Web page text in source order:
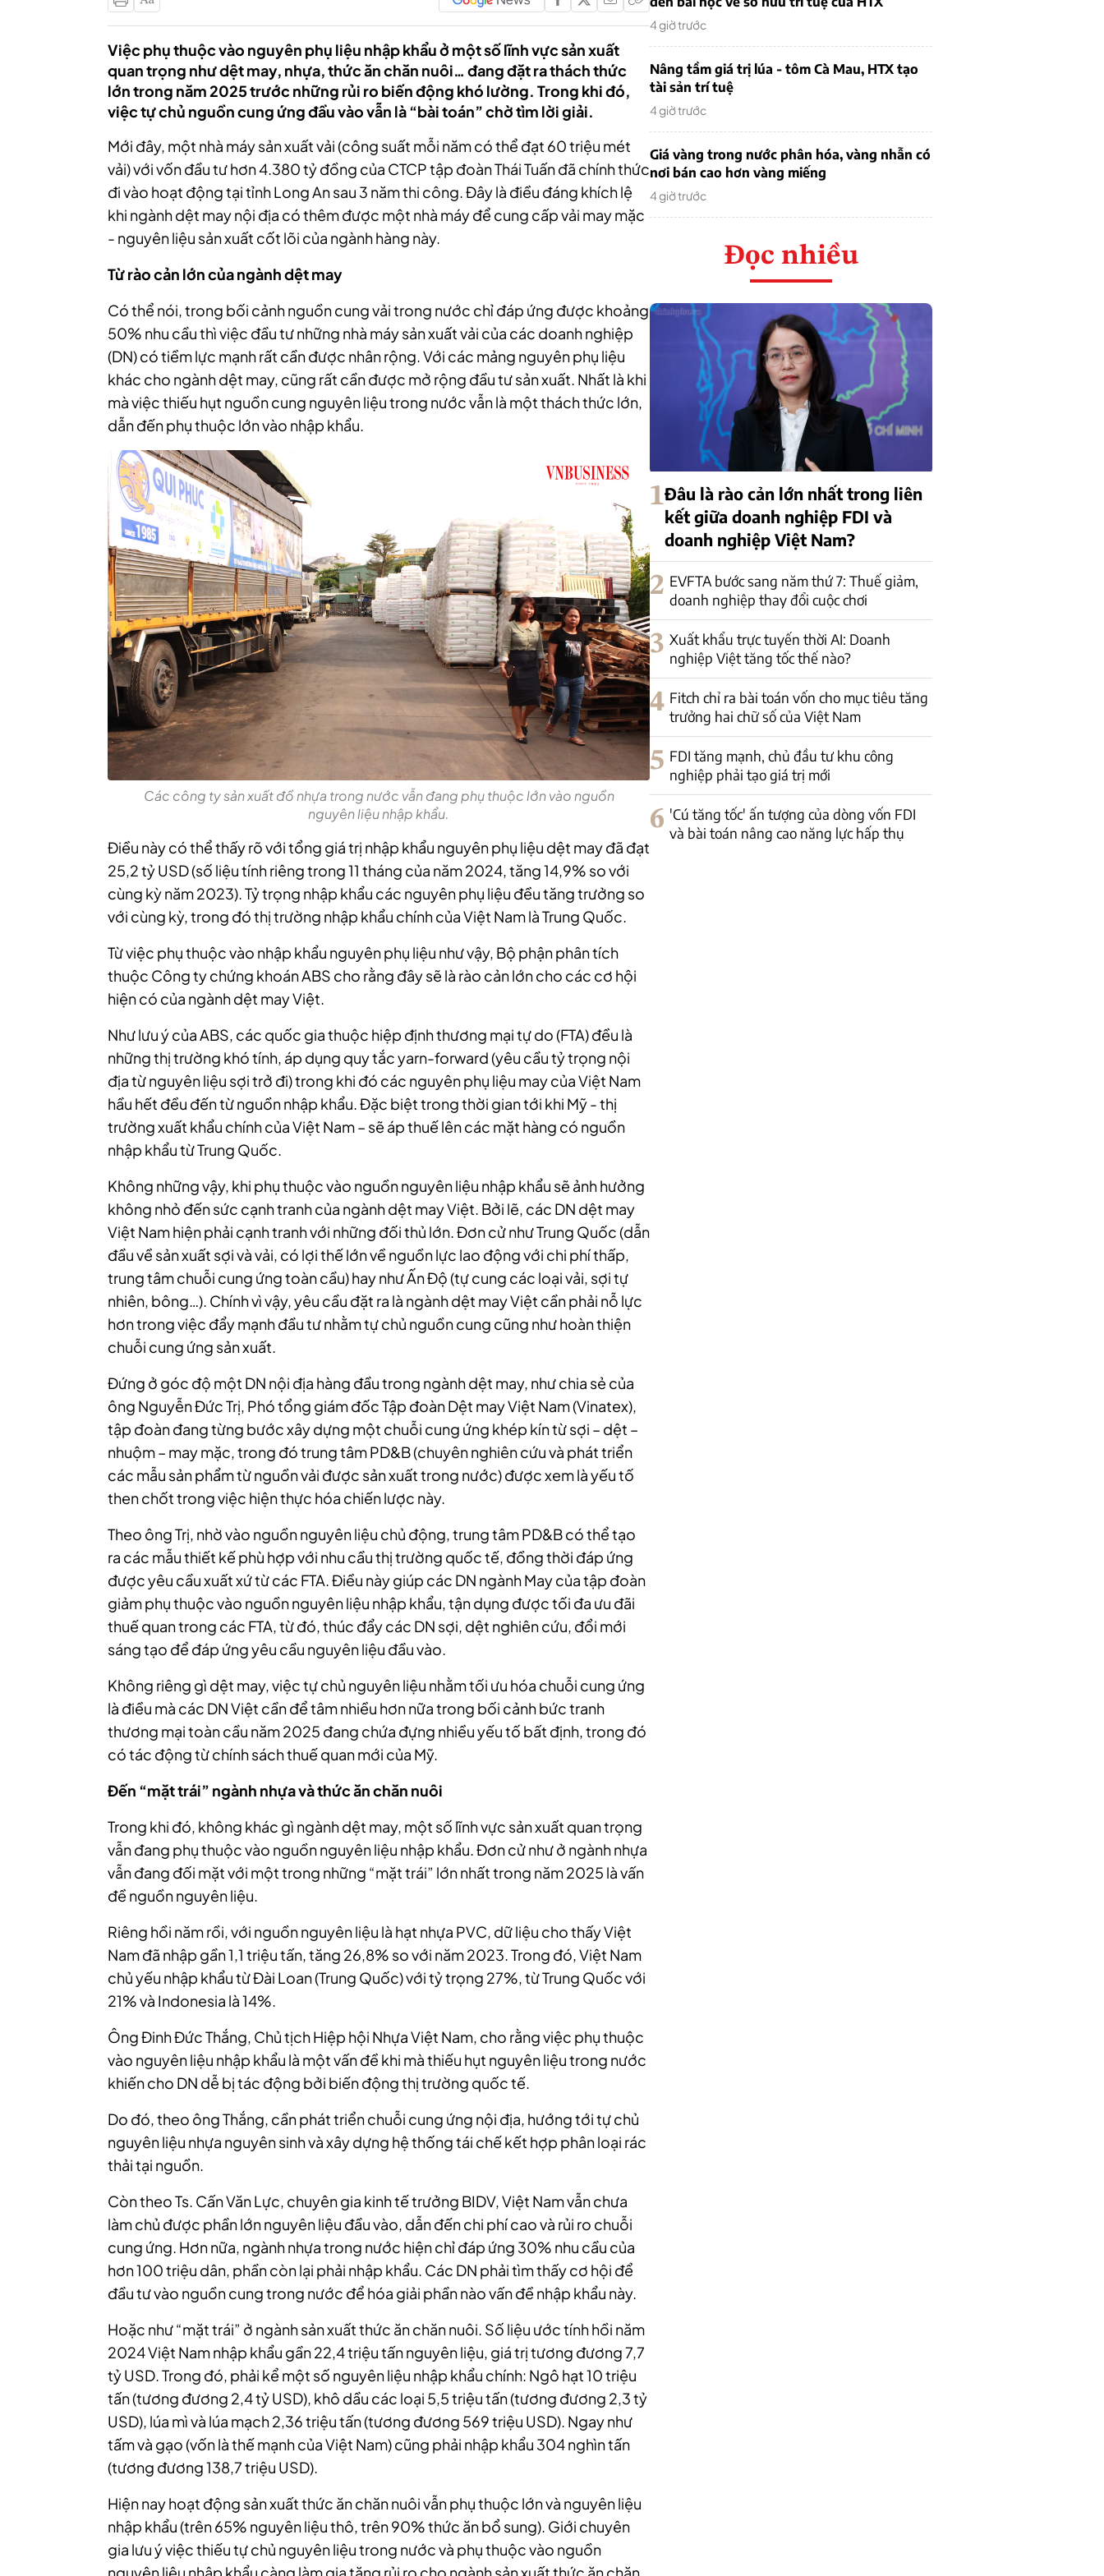
Việc phụ thuộc vào nguyên phụ liệu nhập khẩu ở một số lĩnh vực sản xuất
quan trọng như dệt may, nhựa, thức ăn chăn nuôi… đang đặt ra thách thức
lớn trong năm 2025 trước những rủi ro biến động khó lường. Trong khi đó,
việc tự chủ nguồn cung ứng đầu vào vẫn là “bài toán” chờ tìm lời giải.
Mới đây, một nhà máy sản xuất vải (công suất mỗi năm có thể đạt 60 triệu mét
vải) với vốn đầu tư hơn 4.380 tỷ đồng của CTCP tập đoàn Thái Tuấn đã chính thức
đi vào hoạt động tại tỉnh Long An sau 3 năm thi công. Đây là điều đáng khích lệ
khi ngành dệt may nội địa có thêm được một nhà máy để cung cấp vải may mặc
- nguyên liệu sản xuất cốt lõi của ngành hàng này.
Từ rào cản lớn của ngành dệt may
Có thể nói, trong bối cảnh nguồn cung vải trong nước chỉ đáp ứng được khoảng
50% nhu cầu thì việc đầu tư những nhà máy sản xuất vải của các doanh nghiệp
(DN) có tiềm lực mạnh rất cần được nhân rộng. Với các mảng nguyên phụ liệu
khác cho ngành dệt may, cũng rất cần được mở rộng đầu tư sản xuất. Nhất là khi
mà việc thiếu hụt nguồn cung nguyên liệu trong nước vẫn là một thách thức lớn,
dẫn đến phụ thuộc lớn vào nhập khẩu.
Các công ty sản xuất đồ nhựa trong nước vẫn đang phụ thuộc lớn vào nguồn
nguyên liệu nhập khẩu.
Điều này có thể thấy rõ với tổng giá trị nhập khẩu nguyên phụ liệu dệt may đã đạt
25,2 tỷ USD (số liệu tính riêng trong 11 tháng của năm 2024, tăng 14,9% so với
cùng kỳ năm 2023). Tỷ trọng nhập khẩu các nguyên phụ liệu đều tăng trưởng so
với cùng kỳ, trong đó thị trường nhập khẩu chính của Việt Nam là Trung Quốc.
Từ việc phụ thuộc vào nhập khẩu nguyên phụ liệu như vậy, Bộ phận phân tích
thuộc Công ty chứng khoán ABS cho rằng đây sẽ là rào cản lớn cho các cơ hội
hiện có của ngành dệt may Việt.
Như lưu ý của ABS, các quốc gia thuộc hiệp định thương mại tự do (FTA) đều là
những thị trường khó tính, áp dụng quy tắc yarn-forward (yêu cầu tỷ trọng nội
địa từ nguyên liệu sợi trở đi) trong khi đó các nguyên phụ liệu may của Việt Nam
hầu hết đều đến từ nguồn nhập khẩu. Đặc biệt trong thời gian tới khi Mỹ - thị
trường xuất khẩu chính của Việt Nam – sẽ áp thuế lên các mặt hàng có nguồn
nhập khẩu từ Trung Quốc.
Không những vậy, khi phụ thuộc vào nguồn nguyên liệu nhập khẩu sẽ ảnh hưởng
không nhỏ đến sức cạnh tranh của ngành dệt may Việt. Bởi lẽ, các DN dệt may
Việt Nam hiện phải cạnh tranh với những đối thủ lớn. Đơn cử như Trung Quốc (dẫn
đầu về sản xuất sợi và vải, có lợi thế lớn về nguồn lực lao động với chi phí thấp,
trung tâm chuỗi cung ứng toàn cầu) hay như Ấn Độ (tự cung các loại vải, sợi tự
nhiên, bông…). Chính vì vậy, yêu cầu đặt ra là ngành dệt may Việt cần phải nỗ lực
hơn trong việc đẩy mạnh đầu tư nhằm tự chủ nguồn cung cũng như hoàn thiện
chuỗi cung ứng sản xuất.
Đứng ở góc độ một DN nội địa hàng đầu trong ngành dệt may, như chia sẻ của
ông Nguyễn Đức Trị, Phó tổng giám đốc Tập đoàn Dệt may Việt Nam (Vinatex),
tập đoàn đang từng bước xây dựng một chuỗi cung ứng khép kín từ sợi – dệt –
nhuộm – may mặc, trong đó trung tâm PD&B (chuyên nghiên cứu và phát triển
các mẫu sản phẩm từ nguồn vải được sản xuất trong nước) được xem là yếu tố
then chốt trong việc hiện thực hóa chiến lược này.
Theo ông Trị, nhờ vào nguồn nguyên liệu chủ động, trung tâm PD&B có thể tạo
ra các mẫu thiết kế phù hợp với nhu cầu thị trường quốc tế, đồng thời đáp ứng
được yêu cầu xuất xứ từ các FTA. Điều này giúp các DN ngành May của tập đoàn
giảm phụ thuộc vào nguồn nguyên liệu nhập khẩu, tận dụng được tối đa ưu đãi
thuế quan trong các FTA, từ đó, thúc đẩy các DN sợi, dệt nghiên cứu, đổi mới
sáng tạo để đáp ứng yêu cầu nguyên liệu đầu vào.
Không riêng gì dệt may, việc tự chủ nguyên liệu nhằm tối ưu hóa chuỗi cung ứng
là điều mà các DN Việt cần để tâm nhiều hơn nữa trong bối cảnh bức tranh
thương mại toàn cầu năm 2025 đang chứa đựng nhiều yếu tố bất định, trong đó
có tác động từ chính sách thuế quan mới của Mỹ.
Đến “mặt trái” ngành nhựa và thức ăn chăn nuôi
Trong khi đó, không khác gì ngành dệt may, một số lĩnh vực sản xuất quan trọng
vẫn đang phụ thuộc vào nguồn nguyên liệu nhập khẩu. Đơn cử như ở ngành nhựa
vẫn đang đối mặt với một trong những “mặt trái” lớn nhất trong năm 2025 là vấn
đề nguồn nguyên liệu.
Riêng hồi năm rồi, với nguồn nguyên liệu là hạt nhựa PVC, dữ liệu cho thấy Việt
Nam đã nhập gần 1,1 triệu tấn, tăng 26,8% so với năm 2023. Trong đó, Việt Nam
chủ yếu nhập khẩu từ Đài Loan (Trung Quốc) với tỷ trọng 27%, từ Trung Quốc với
21% và Indonesia là 14%.
Ông Đinh Đức Thắng, Chủ tịch Hiệp hội Nhựa Việt Nam, cho rằng việc phụ thuộc
vào nguyên liệu nhập khẩu là một vấn đề khi mà thiếu hụt nguyên liệu trong nước
khiến cho DN dễ bị tác động bởi biến động thị trường quốc tế.
Do đó, theo ông Thắng, cần phát triển chuỗi cung ứng nội địa, hướng tới tự chủ
nguyên liệu nhựa nguyên sinh và xây dựng hệ thống tái chế kết hợp phân loại rác
thải tại nguồn.
Còn theo Ts. Cấn Văn Lực, chuyên gia kinh tế trưởng BIDV, Việt Nam vẫn chưa
làm chủ được phần lớn nguyên liệu đầu vào, dẫn đến chi phí cao và rủi ro chuỗi
cung ứng. Hơn nữa, ngành nhựa trong nước hiện chỉ đáp ứng 30% nhu cầu của
hơn 100 triệu dân, phần còn lại phải nhập khẩu. Các DN phải tìm thấy cơ hội để
đầu tư vào nguồn cung trong nước để hóa giải phần nào vấn đề nhập khẩu này.
Hoặc như “mặt trái” ở ngành sản xuất thức ăn chăn nuôi. Số liệu ước tính hồi năm
2024 Việt Nam nhập khẩu gần 22,4 triệu tấn nguyên liệu, giá trị tương đương 7,7
tỷ USD. Trong đó, phải kể một số nguyên liệu nhập khẩu chính: Ngô hạt 10 triệu
tấn (tương đương 2,4 tỷ USD), khô dầu các loại 5,5 triệu tấn (tương đương 2,3 tỷ
USD), lúa mì và lúa mạch 2,36 triệu tấn (tương đương 569 triệu USD). Ngay như
tấm và gạo (vốn là thế mạnh của Việt Nam) cũng phải nhập khẩu 304 nghìn tấn
(tương đương 138,7 triệu USD).
Hiện nay hoạt động sản xuất thức ăn chăn nuôi vẫn phụ thuộc lớn và nguyên liệu
nhập khẩu (trên 65% nguyên liệu thô, trên 90% thức ăn bổ sung). Giới chuyên
gia lưu ý việc thiếu tự chủ nguyên liệu trong nước và phụ thuộc vào nguồn
4 giờ trước
Nâng tầm giá trị lúa - tôm Cà Mau, HTX tạo
tài sản trí tuệ
4 giờ trước
Giá vàng trong nước phân hóa, vàng nhẫn có
nơi bán cao hơn vàng miếng
4 giờ trước
Đọc nhiều
1Đâu là rào cản lớn nhất trong liên
kết giữa doanh nghiệp FDI và
doanh nghiệp Việt Nam?
2 EVFTA bước sang năm thứ 7: Thuế giảm,
doanh nghiệp thay đổi cuộc chơi
3 Xuất khẩu trực tuyến thời AI: Doanh
nghiệp Việt tăng tốc thế nào?
4 Fitch chỉ ra bài toán vốn cho mục tiêu tăng
trưởng hai chữ số của Việt Nam
5 FDI tăng mạnh, chủ đầu tư khu công
nghiệp phải tạo giá trị mới
6 'Cú tăng tốc' ấn tượng của dòng vốn FDI
và bài toán nâng cao năng lực hấp thụ